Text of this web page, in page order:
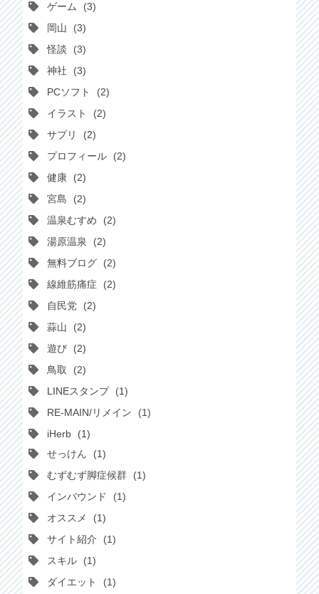
ゲーム
3
岡山
3
怪談
3
神社
3
PCソフト
2
イラスト
2
サプリ
2
プロフィール
2
健康
2
宮島
2
温泉むすめ
2
湯原温泉
2
無料ブログ
2
線維筋痛症
2
自民党
2
蒜山
2
遊び
2
鳥取
2
LINEスタンプ
1
RE-MAIN/リメイン
1
iHerb
1
せっけん
1
むずむず脚症候群
1
インバウンド
1
オススメ
1
サイト紹介
1
スキル
1
ダイエット
1